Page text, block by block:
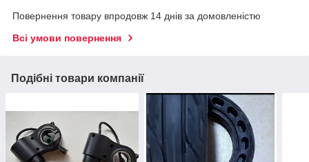
Повернення товару впродовж 14 днів за домовленістю
Всі умови повернення
Подібні товари компанії